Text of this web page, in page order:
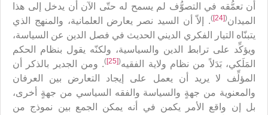
أن تعمُّقه في التصوُّف لم يسمح له حتّى الآن أن يدخل إلى هذا
الميدان(
[24]
). إلاّ أن السيد نصر يعارض العلمانية، والمنهج الذي
يتبنّاه التيار الفكري الديني الحديث في فصل الدين عن السياسة،
ويؤكِّد على ترابط الدين والسياسية، ولكنّه يقول بنظام الحكم
المَلَكي، بَدَلاً من نظام ولاية الفقيه(
[25]
). ومن الجدير بالذكر أن
المؤلِّف لا يريد أن يعمل على إيجاد التعارض بين العرفان
والمعنوية من جهةٍ والسياسة والفقه السياسي من جهةٍ أخرى،
بل إن واقع الأمر يكمن في أنه يمكن الجمع بين نموذج من